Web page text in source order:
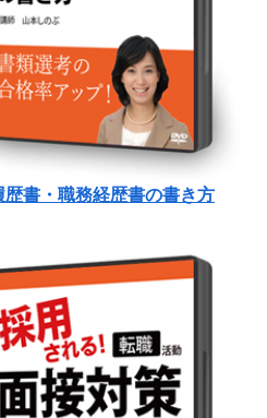
書・職務経歴書の書き方